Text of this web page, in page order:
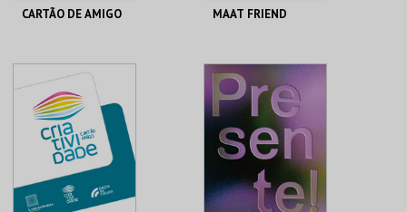
CARTÃO DE AMIGO
LOULETANO
AQUISIÇÃO 2026
MAIS INFO
COMPRAR
MAAT FRIEND
AQUISIÇÃO
MAIS INFO
COMPRAR